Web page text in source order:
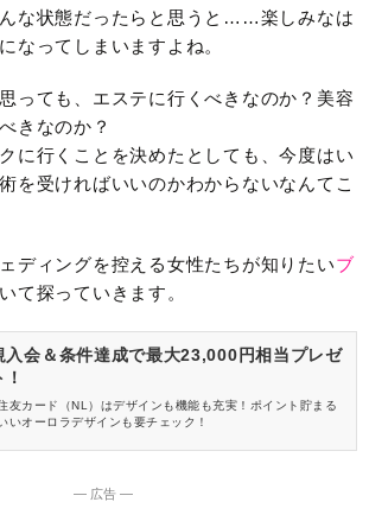
な状態だったらと思うと……楽しみなは
なってしまいますよね。
っても、エステに行くべきなのか？美容
きなのか？
に行くことを決めたとしても、今度はい
を受ければいいのかわからないなんてこ
ディングを控える女性たちが知りたいブ
て探っていきます。
入会＆条件達成で最大23,000円相当プレゼ
友カード（NL）はデザインも機能も充実！ポイント貯まる
いオーロラデザインも要チェック！
― 広告 ―